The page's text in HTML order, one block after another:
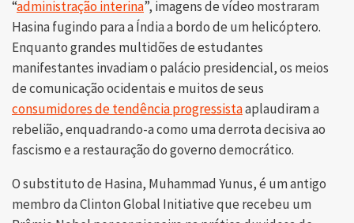
“administração interina”, imagens de vídeo mostraram
Hasina fugindo para a Índia a bordo de um helicóptero.
Enquanto grandes multidões de estudantes
manifestantes invadiam o palácio presidencial, os meios
de comunicação ocidentais e muitos de seus
consumidores de tendência progressistaaplaudiram a
rebelião, enquadrando-a como uma derrota decisiva ao
fascismo e a restauração do governo democrático.
O substituto de Hasina, Muhammad Yunus, é um antigo
membro da Clinton Global Initiative que recebeu um